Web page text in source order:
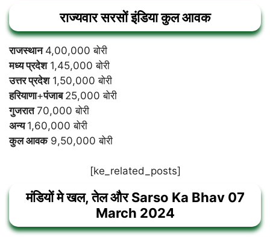
राज्यवार सरसों इंडिया कुल आवक
राजस्थान 4,00,000 बोरी
मध्य प्रदेश1,45,000 बोरी
उत्तर प्रदेश1,50,000 बोरी
हरियाणा+पंजाब25,000 बोरी
गुजरात70,000 बोरी
अन्य1,60,000 बोरी
कुल आवक9,50,000 बोरी
[ke_related_posts]
मंडियों मे खल, तेल औरSarso Ka Bhav 07
March 2024